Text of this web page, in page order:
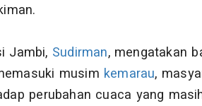
Jambi, Sudirman, mengatakan
musim kemarau,
perubahan cuaca yang